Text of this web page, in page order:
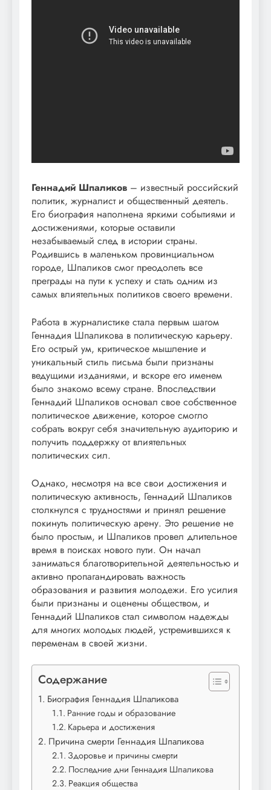
Геннадий Шпаликов – известный российский
политик, журналист и общественный деятель.
Его биография наполнена яркими событиями и
достижениями, которые оставили
незабываемый след в истории страны.
Родившись в маленьком провинциальном
городе, Шпаликов смог преодолеть все
преграды на пути к успеху и стать одним из
самых влиятельных политиков своего времени.
Работа в журналистике стала первым шагом
Геннадия Шпаликова в политическую карьеру.
Его острый ум, критическое мышление и
уникальный стиль письма были признаны
ведущими изданиями, и вскоре его именем
было знакомо всему стране. Впоследствии
Геннадий Шпаликов основал свое собственное
политическое движение, которое смогло
собрать вокруг себя значительную аудиторию и
получить поддержку от влиятельных
политических сил.
Однако, несмотря на все свои достижения и
политическую активность, Геннадий Шпаликов
столкнулся с трудностями и принял решение
покинуть политическую арену. Это решение не
было простым, и Шпаликов провел длительное
время в поисках нового пути. Он начал
заниматься благотворительной деятельностью и
активно пропагандировать важность
образования и развития молодежи. Его усилия
были признаны и оценены обществом, и
Геннадий Шпаликов стал символом надежды
для многих молодых людей, устремившихся к
переменам в своей жизни.
Содержание
Биография Геннадия Шпаликова
Ранние годы и образование
Карьера и достижения
Причина смерти Геннадия Шпаликова
Здоровье и причины смерти
Последние дни Геннадия Шпаликова
Реакция общества